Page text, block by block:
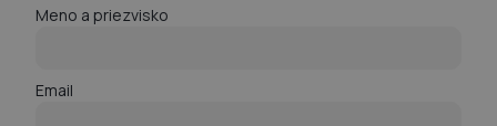
Meno a priezvisko
Email